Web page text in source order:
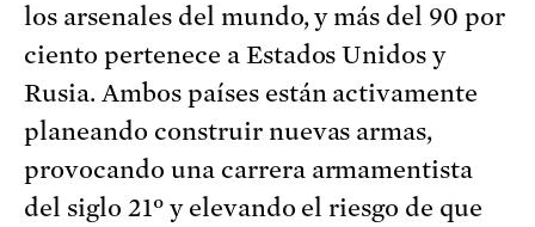
los arsenales del mundo, y más del 90 por
ciento pertenece a Estados Unidos y
Rusia. Ambos países están activamente
planeando construir nuevas armas,
provocando una carrera armamentista
del siglo 21º y elevando el riesgo de que